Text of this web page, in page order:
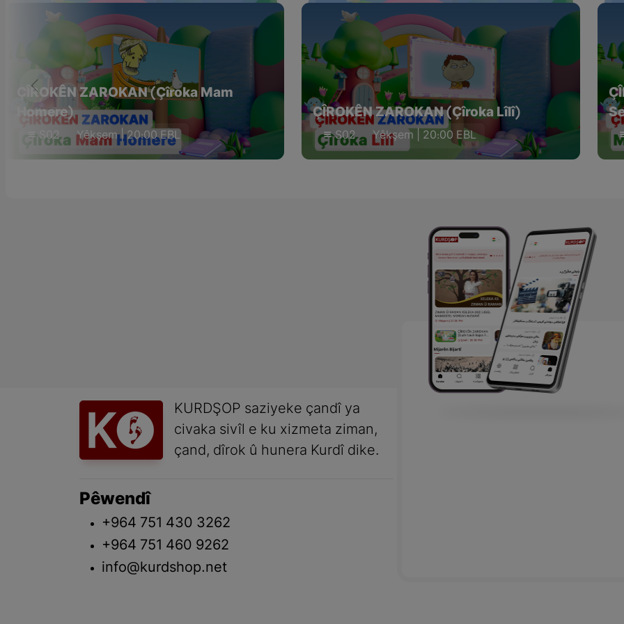
ÇÎROKÊN ZAROKAN (Çîroka Mam
Homere)
S02 Yêkşem | 20:00 EBL
ÇÎROKÊN ZAROKAN (Çîroka Lîlî)
S02 Yêkşem | 20:00 EBL
KURDŞOP saziyeke çandî ya
civaka sivîl e ku xizmeta ziman,
çand, dîrok û hunera Kurdî dike.
Pêwendî
+964 751 430 3262
+964 751 460 9262
info@kurdshop.net